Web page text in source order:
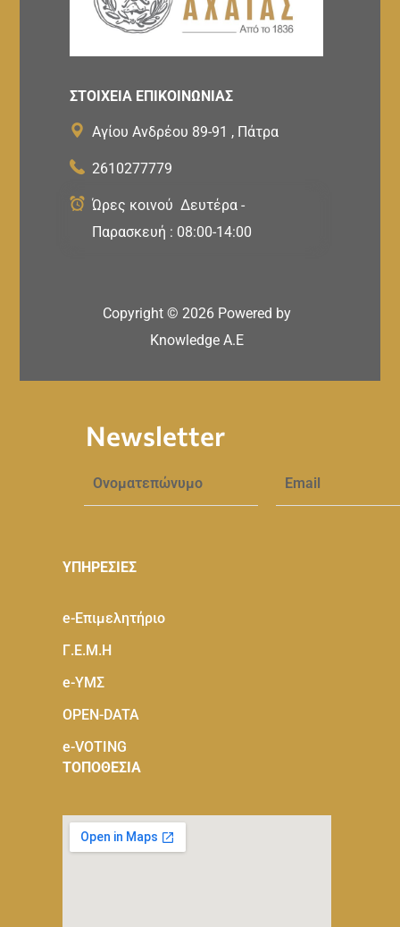
ΣΤΟΙΧΕΙΑ ΕΠΙΚΟΙΝΩΝΙΑΣ
Αγίου Ανδρέου 89-91 , Πάτρα
2610277779
Ώρες κοινού Δευτέρα -
Παρασκευή : 08:00-14:00
Copyright © 2026 Powered by
Knowledge A.E
Newsletter
ΥΠΗΡΕΣΙΕΣ
e-Eπιμελητήριο
Γ.Ε.Μ.Η
e-ΥΜΣ
OPEN-DATA
e-VOTING
ΤΟΠΟΘΕΣΙΑ